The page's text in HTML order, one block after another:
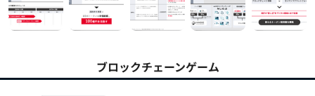
ブロックチェーンゲーム